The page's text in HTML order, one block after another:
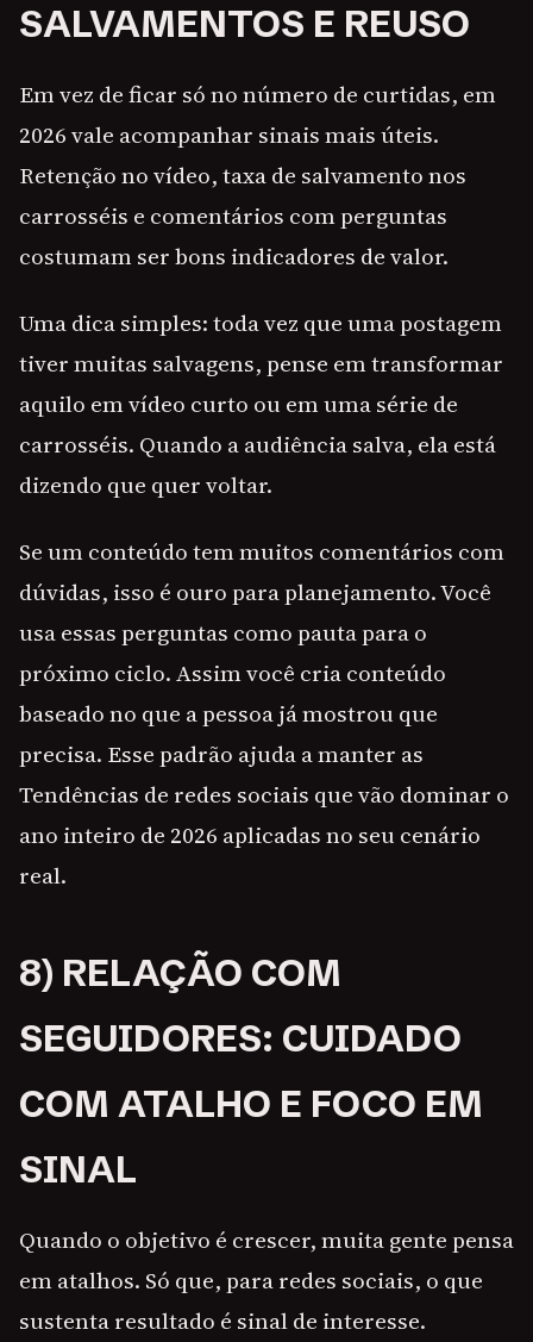
SALVAMENTOS E REUSO
Em vez de ficar só no número de curtidas, em
2026 vale acompanhar sinais mais úteis.
Retenção no vídeo, taxa de salvamento nos
carrosséis e comentários com perguntas
costumam ser bons indicadores de valor.
Uma dica simples: toda vez que uma postagem
tiver muitas salvagens, pense em transformar
aquilo em vídeo curto ou em uma série de
carrosséis. Quando a audiência salva, ela está
dizendo que quer voltar.
Se um conteúdo tem muitos comentários com
dúvidas, isso é ouro para planejamento. Você
usa essas perguntas como pauta para o
próximo ciclo. Assim você cria conteúdo
baseado no que a pessoa já mostrou que
precisa. Esse padrão ajuda a manter as
Tendências de redes sociais que vão dominar o
ano inteiro de 2026 aplicadas no seu cenário
real.
8) RELAÇÃO COM
SEGUIDORES: CUIDADO
COM ATALHO E FOCO EM
SINAL
Quando o objetivo é crescer, muita gente pensa
em atalhos. Só que, para redes sociais, o que
sustenta resultado é sinal de interesse.